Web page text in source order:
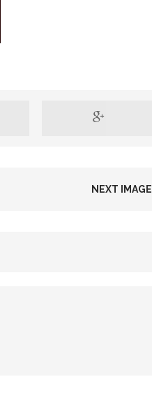
payer et met l’ONU en péril
tech
NEXT IMAGE